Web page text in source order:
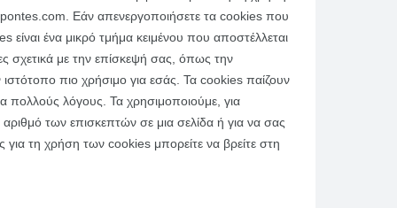
Εάν απενεργοποιήσετε τα cookies που
ένα μικρό τμήμα κειμένου που αποστέλλεται
σχετικά με την επίσκεψή σας, όπως την
ιστότοπο πιο χρήσιμο για εσάς. Τα cookies παίζουν
λόγους. Τα χρησιμοποιούμε, για
των επισκεπτών σε μια σελίδα ή για να σας
τη χρήση των cookies μπορείτε να βρείτε στη